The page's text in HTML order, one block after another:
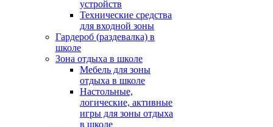
устройств
Технические средства
для входной зоны
Гардероб (раздевалка) в
школе
Зона отдыха в школе
Мебель для зоны
отдыха в школе
Настольные,
логические, активные
игры для зоны отдыха
в школе